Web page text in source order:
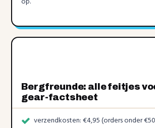
Bergfreunde: alle feitjes
gear-factsheet
verzendkosten: €4,95 (orders onder